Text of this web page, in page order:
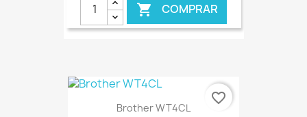
 COMPRAR
Brother WT4CL
favorite_border